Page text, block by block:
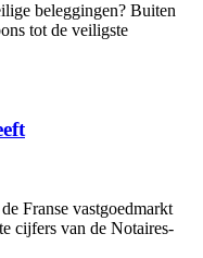
beleggingen? Buiten
tot de veiligste
Franse vastgoedmarkt
cijfers van de Notaires-